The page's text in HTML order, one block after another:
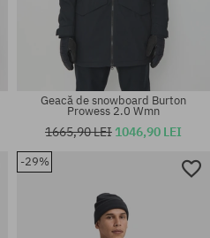
Mărimi existente:
Geacă de snowboard Burton
Prowess 2.0 Wmn
1665,90 LEI 1046,90 LEI
-29%